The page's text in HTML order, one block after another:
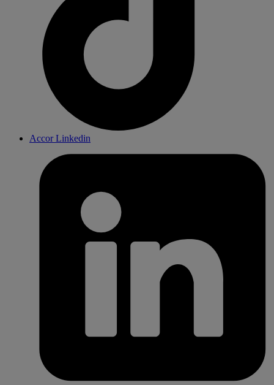
Accor Linkedin